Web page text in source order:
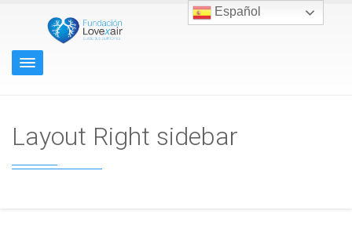
Layout Right sidebar
Español